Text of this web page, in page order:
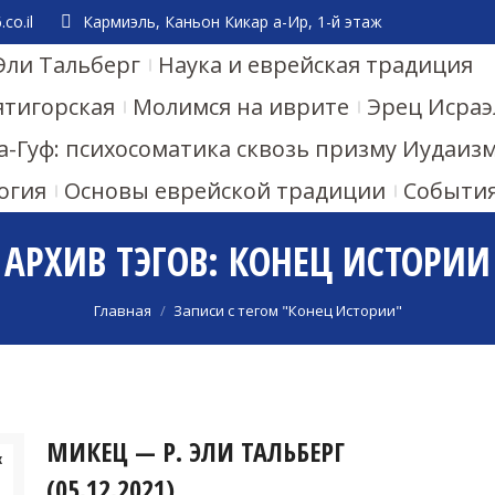
Кармиэль, Каньон Кикар а-Ир, 1-й этаж
Тальберг
Наука и еврейская традиция
Молимся на иврите
Эрец
Гуф: психосоматика сквозь призму
Основы еврейской традиции
АРХИВ ТЭГОВ: КОНЕЦ ИСТОРИИ
Вы здесь:
Главная Записи с тегом "Конец Истории"
МИКЕЦ — Р. ЭЛИ ТАЛЬБЕРГ